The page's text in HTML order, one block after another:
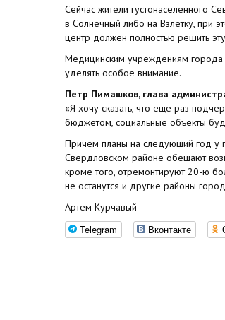
Сейчас жители густонаселенного
в Солнечный либо на Взлетку, при
центр должен полностью решить
Медицинским учреждениям
уделять особое внимание.
Петр Пимашков, глава
«Я хочу сказать, что еще раз
бюджетом, социальные объекты
Причем планы на следующий год у
Свердловском районе обещают
кроме того, отремонтируют 20-ю
не останутся и другие районы
Артем Курчавый
Telegram Вконтакте